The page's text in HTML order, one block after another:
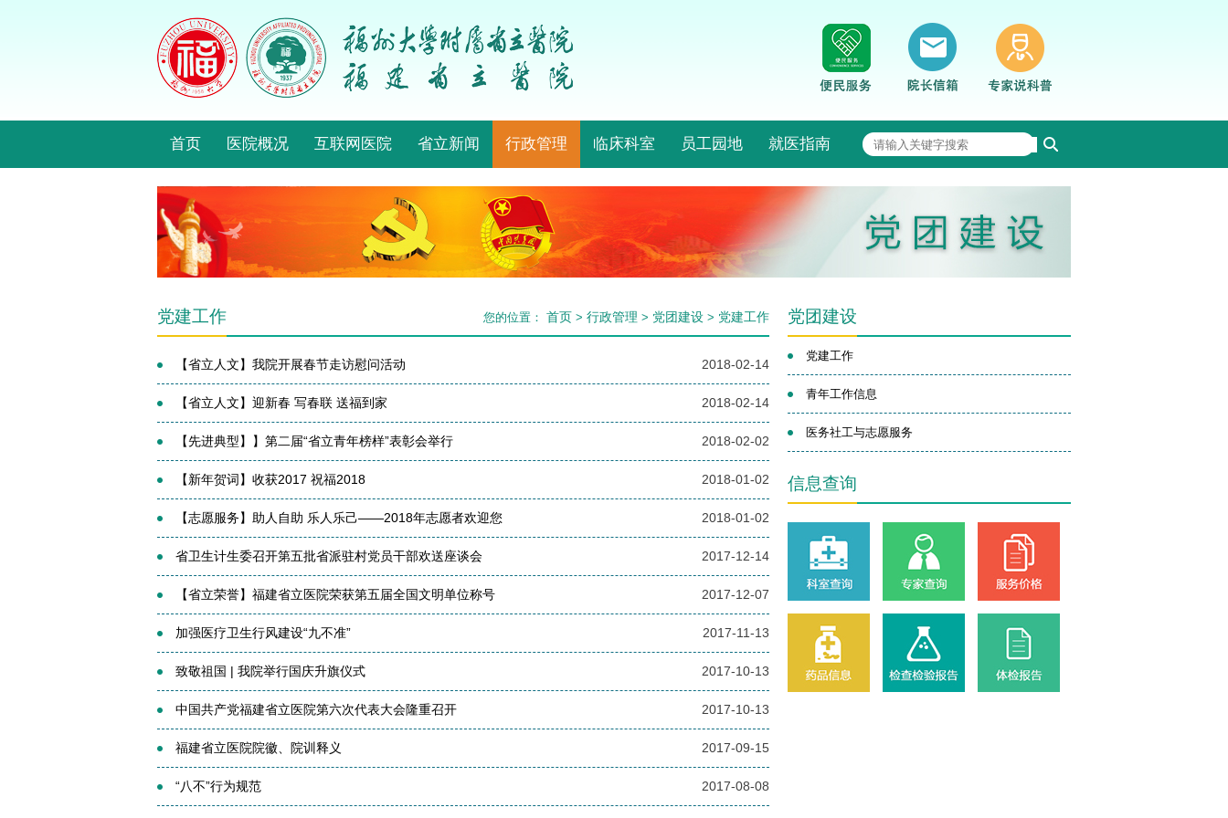
首页 医院概况 互联网医院 省立新闻 行政管理 临床科室 员工园地 就医指南
党建工作 您的位置： 首页 > 行政管理 > 党团建设 > 党建工作
【省立人文】我院开展春节走访慰问活动 2018-02-14
【省立人文】迎新春 写春联 送福到家 2018-02-14
【先进典型】】第二届“省立青年榜样”表彰会举行 2018-02-02
【新年贺词】收获2017 祝福2018 2018-01-02
【志愿服务】助人自助 乐人乐己——2018年志愿者欢迎您 2018-01-02
省卫生计生委召开第五批省派驻村党员干部欢送座谈会 2017-12-14
【省立荣誉】福建省立医院荣获第五届全国文明单位称号 2017-12-07
加强医疗卫生行风建设“九不准” 2017-11-13
致敬祖国 | 我院举行国庆升旗仪式 2017-10-13
中国共产党福建省立医院第六次代表大会隆重召开 2017-10-13
福建省立医院院徽、院训释义 2017-09-15
“八不”行为规范 2017-08-08
党团建设
党建工作
青年工作信息
医务社工与志愿服务
信息查询